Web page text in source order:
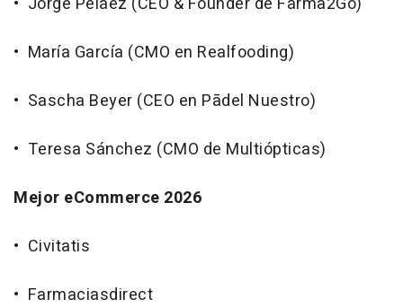
• María García (CMO en Realfooding)
• Sascha Beyer (CEO en Pādel Nuestro)
• Teresa Sánchez (CMO de Multiópticas)
Mejor eCommerce 2026
• Civitatis
• Farmaciasdirect